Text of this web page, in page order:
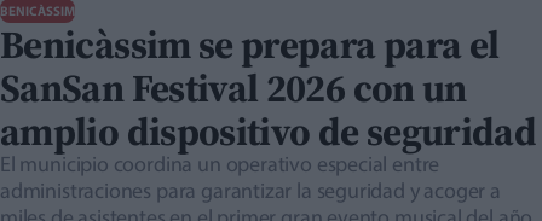
BENICÀSSIM
Benicàssim se prepara para el
SanSan Festival 2026 con un
amplio dispositivo de seguridad
El municipio coordina un operativo especial entre
administraciones para garantizar la seguridad y acoger a